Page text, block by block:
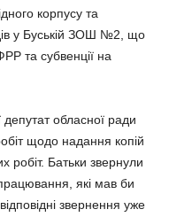
корпусу та
у Буській ЗОШ №2, що
та субвенції на
депутат обласної ради
щодо надання копій
робіт. Батьки звернули
які мав би
звернення уже